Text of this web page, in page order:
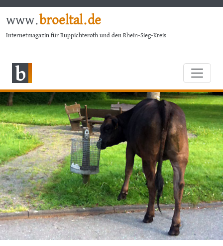
www.broeltal.de
Internetmagazin für Ruppichteroth und den Rhein-Sieg-Kreis